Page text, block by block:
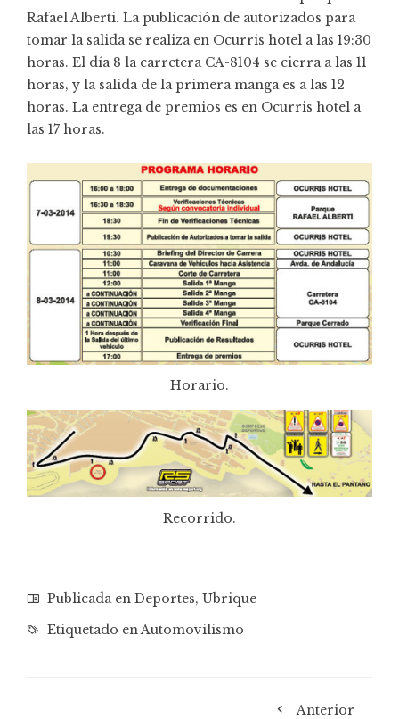
Rafael Alberti. La publicación de autorizados para
tomar la salida se realiza en Ocurris hotel a las 19:30
horas. El día 8 la carretera CA-8104 se cierra a las 11
horas, y la salida de la primera manga es a las 12
horas. La entrega de premios es en Ocurris hotel a
las 17 horas.
Horario.
Recorrido.
Publicada en Deportes, Ubrique
Etiquetado enAutomovilismo
Anterior